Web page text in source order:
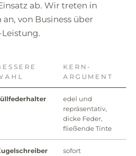
ab. Wir treten in
von Business über
KERN-
ARGUMENT
edel und
repräsentativ,
dicke Feder,
fließende Tinte
sofort